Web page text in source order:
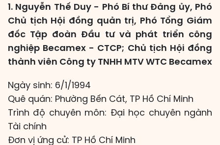
1. Nguyễn Thế Duy - Phó Bí thư Đảng ủy, Phó
Chủ tịch Hội đồng quản trị, Phó Tổng Giám
đốc Tập đoàn Đầu tư và phát triển công
nghiệp Becamex - CTCP; Chủ tịch Hội đồng
thành viên Công ty TNHH MTV WTC Becamex
Ngày sinh: 6/1/1994
Quê quán: Phường Bến Cát, TP Hồ Chí Minh
Trình độ chuyên môn: Đại học chuyên ngành
Tài chính
Đơn vị ứng cử: TP Hồ Chí Minh